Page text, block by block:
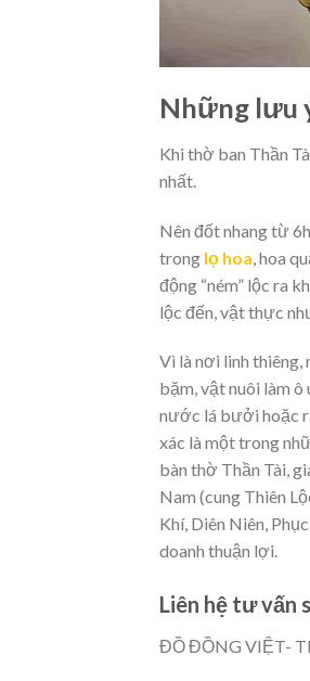
Những lưu
Khi thờ ban Thần
nhất.
Nên đốt nhang từ
trong lọ hoa , hoa
động “ném” lộc ra
lộc đến, vật thực
Vì là nơi linh thiêng,
bặm, vật nuôi làm
nước lá bưởi hoặc
xác là một trong
bàn thờ Thần Tài,
Nam (cung Thiên
Khí, Diên Niên,
doanh thuận lợi.
Liên hệ tư vấn
ĐỒ ĐỒNG VIỆT-